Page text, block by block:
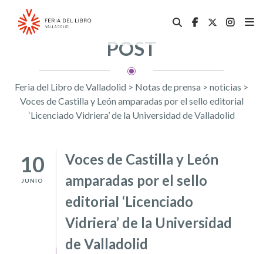
POST
Feria del Libro de Valladolid > Notas de prensa > noticias >
Voces de Castilla y León amparadas por el sello editorial
‘Licenciado Vidriera’ de la Universidad de Valladolid
10
JUNIO
Voces de Castilla y León
amparadas por el sello
editorial ‘Licenciado
Vidriera’ de la Universidad
de Valladolid